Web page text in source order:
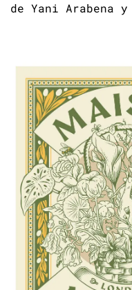
de Yani Arabena